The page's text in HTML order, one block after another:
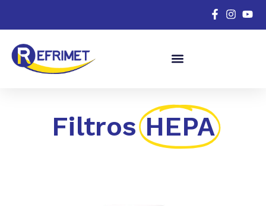
Filtros HEPA